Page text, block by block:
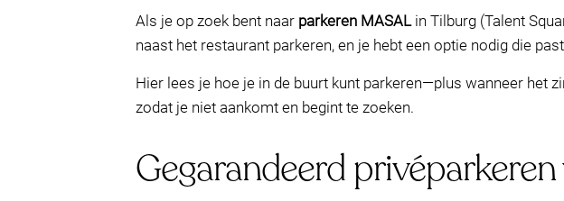
Als je op zoek bent naar parkeren MASALin Tilburg (Talent
naast het restaurant parkeren, en je hebt een optie nodig die
Hier lees je hoe je in de buurt kunt parkeren—plus wanneer het
zodat je niet aankomt en begint te zoeken.
Gegarandeerd